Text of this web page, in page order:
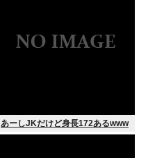
あーしJKだけど身長172あるwww